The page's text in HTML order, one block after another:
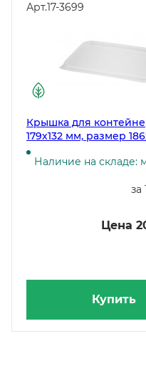
Арт.17-3699
Крышка для
179х132 мм, размер
прозрачная ПП, 50
Наличие на складе:
за
Цена
Купить